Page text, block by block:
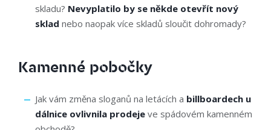
skladu? Nevyplatilo by se někde otevřít nový
sklad nebo naopak více skladů sloučit dohromady?
Kamenné pobočky
Jak vám změna sloganů na letácích a billboardech u
dálnice ovlivnila prodeje ve spádovém kamenném